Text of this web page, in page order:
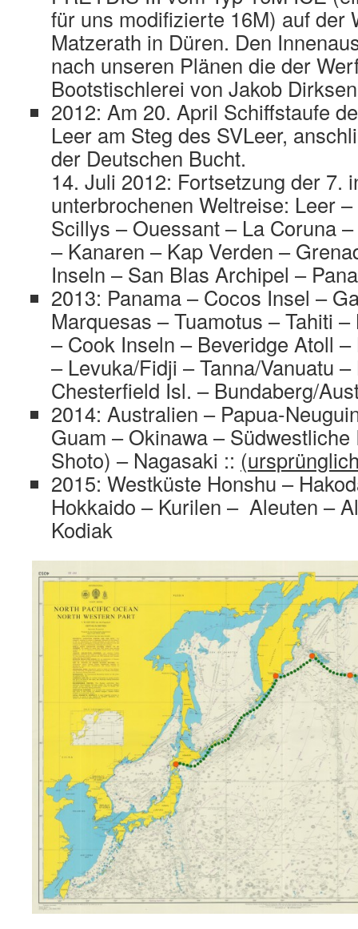
für uns modifizierte 16M) auf der
Matzerath in Düren. Den
nach unseren Plänen die der
Bootstischlerei von Jakob
2012: Am 20. April Schiffstaufe
Leer am Steg des SVLeer,
der Deutschen Bucht.
14. Juli 2012: Fortsetzung der 7.
unterbrochenen Weltreise: Leer
Scillys – Ouessant – La Coruna
– Kanaren – Kap Verden –
Inseln – San Blas Archipel –
2013: Panama – Cocos Insel –
Marquesas – Tuamotus – Tahiti
– Cook Inseln – Beveridge Atoll –
– Levuka/Fidji – Tanna/Vanuatu
Chesterfield Isl. – Bundaberg/
2014: Australien – Papua-
Guam – Okinawa –
Shoto) – Nagasaki ::
2015: Westküste Honshu –
Hokkaido – Kurilen – Aleuten –
Kodiak